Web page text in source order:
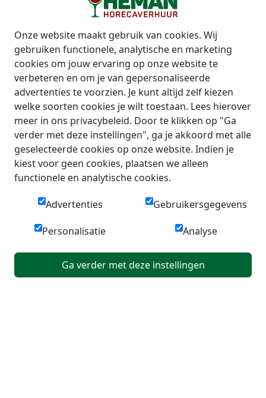
Onze website maakt gebruik van cookies. Wij
gebruiken functionele, analytische en marketing
cookies om jouw ervaring op onze website te
verbeteren en om je van gepersonaliseerde
advertenties te voorzien. Je kunt altijd zelf kiezen
welke soorten cookies je wilt toestaan. Lees hierover
meer in ons privacybeleid. Door te klikken op "Ga
verder met deze instellingen", ga je akkoord met alle
geselecteerde cookies op onze website. Indien je
kiest voor geen cookies, plaatsen we alleen
functionele en analytische cookies.
Advertenties Gebruikersgegevens
Personalisatie Analyse
Ga verder met deze instellingen